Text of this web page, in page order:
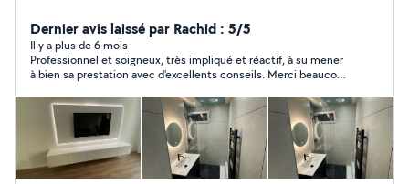
bâtiment, tout type d' électricité domestique tertiaire,
Plomberie refection salle de bain complète toilette
etc... Je fait également tout type de carrelage,
revêtement de sol ( parquet lino dalle pvc),
terrassement. Évidemment montage de meuble cuisine
luminaires. Fabrication de claustra bois. Pose baie
coulissante et fenêtre volet roulant. Je travail en
collaboration avec d'autres artisans! Etc... Pour toute
demande n'hésitez pas. Reponse rapide.
Dernier avis laissé par Rachid : 5/5
Il y a plus de 6 mois
Professionnel et soigneux, très impliqué et réactif, à su mener
à bien sa prestation avec d'excellents conseils. Merci beaucoup